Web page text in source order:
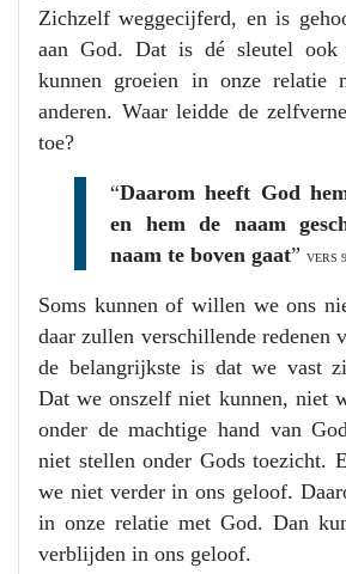
Zichzelf weggecijferd, en is
aan God. Dat is dé sleutel
kunnen groeien in onze relatie
anderen. Waar leidde de
toe?
“Daarom heeft God
en hem de naam
naam te boven gaat” VERS 9.
Soms kunnen of willen we ons
daar zullen verschillende redenen
de belangrijkste is dat we vast
Dat we onszelf niet kunnen, niet
onder de machtige hand van
niet stellen onder Gods toezicht.
we niet verder in ons geloof.
in onze relatie met God. Dan
verblijden in ons geloof.